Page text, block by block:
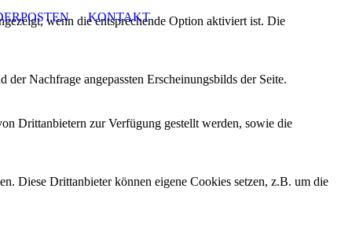
KONTAKT
wenn die entsprechende Option aktiviert ist. Die
Nachfrage angepassten Erscheinungsbilds der Seite.
Drittanbietern zur Verfügung gestellt werden, sowie die
Diese Drittanbieter können eigene Cookies setzen, z.B. um die